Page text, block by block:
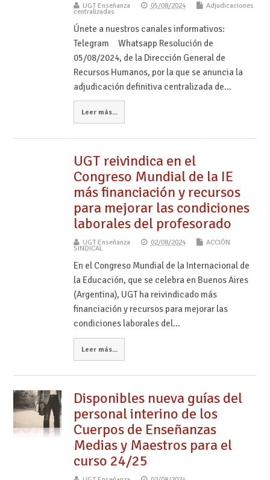
UGT Enseñanza 05/08/2024 Adjudicaciones
centralizadas
Únete a nuestros canales informativos:
Telegram Whatsapp Resolución de
05/08/2024, de la Dirección General de
Recursos Humanos, por la que se anuncia la
adjudicación definitiva centralizada de…
Leer más...
UGT reivindica en el
Congreso Mundial de la IE
más financiación y recursos
para mejorar las condiciones
laborales del profesorado
UGT Enseñanza 02/08/2024 ACCIÓN
SINDICAL
En el Congreso Mundial de la Internacional de
la Educación, que se celebra en Buenos Aires
(Argentina), UGT ha reivindicado más
financiación y recursos para mejorar las
condiciones laborales del…
Leer más...
Disponibles nueva guías del
personal interino de los
Cuerpos de Enseñanzas
Medias y Maestros para el
curso 24/25